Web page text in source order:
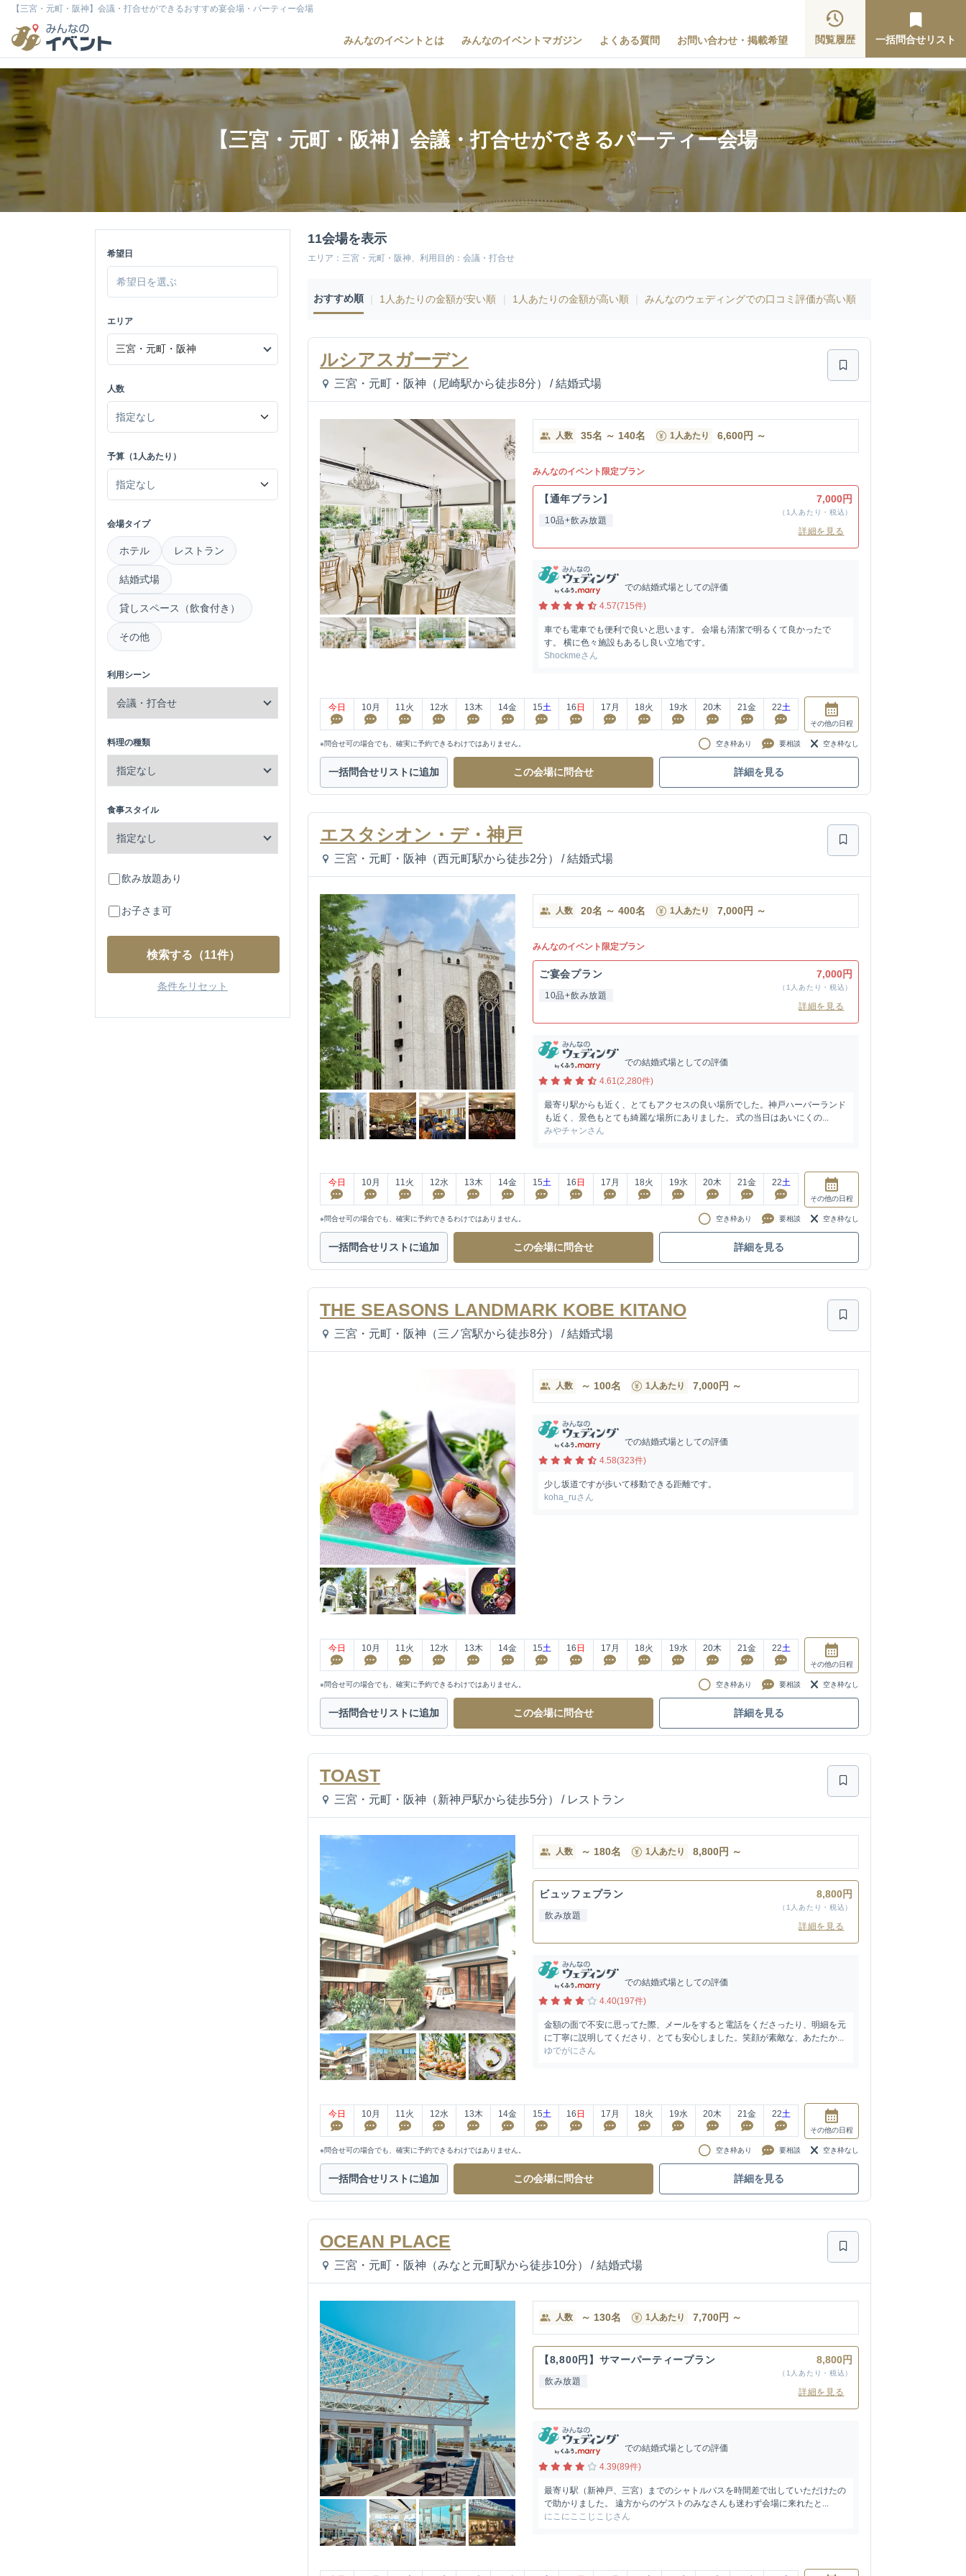
【三宮・元町・阪神】会議・打合せができるおすすめ宴会場・パーティー会場
みんなのイベントとは みんなのイベントマガジン よくある質問 お問い合わせ・掲載希望 閲覧履歴 一括問合せリスト
【三宮・元町・阪神】会議・打合せができるパーティー会場
希望日
エリア
人数
予算（1人あたり）
会場タイプ
ホテル レストラン
結婚式場
貸しスペース（飲食付き）
その他
利用シーン
料理の種類
食事スタイル
飲み放題あり
お子さま可
検索する （11件）
条件をリセット
11会場を表示
エリア：三宮・元町・阪神、利用目的：会議・打合せ
おすすめ順 1人あたりの金額が安い順 1人あたりの金額が高い順 みんなのウェディングでの口コミ評価が高い順
ルシアスガーデン
三宮・元町・阪神（尼崎駅から徒歩8分） / 結婚式場
人数 35名 ～ 140名 1人あたり 6,600円 ～
みんなのイベント限定プラン
【通年プラン】
10品+飲み放題
7,000円
（1人あたり・税込）
詳細を見る
での結婚式場としての評価
4.57(715件)
車でも電車でも便利で良いと思います。 会場も清潔で明るくて良かったで
す。 横に色々施設もあるし良い立地です。
Shockmeさん
今日 10月 11火 12水 13木 14金 15土 16 日 17 月 18火 19水 20木 21金 22土
その他の日程
※問合せ可の場合でも、確実に予約できるわけではありません。 空き枠あり 要相談 空き枠なし
一括問合せリストに追加 この会場に問合せ 詳細を見る
エスタシオン・デ・神戸
三宮・元町・阪神（西元町駅から徒歩2分） / 結婚式場
人数 20名 ～ 400名 1人あたり 7,000円 ～
みんなのイベント限定プラン
ご宴会プラン
10品+飲み放題
7,000円
（1人あたり・税込）
詳細を見る
での結婚式場としての評価
4.61(2,280件)
最寄り駅からも近く、とてもアクセスの良い場所でした。神戸ハーバーランド
も近く、景色もとても綺麗な場所にありました。 式の当日はあいにくの...
みやチャンさん
今日 10月 11火 12水 13木 14金 15土 16 日 17 月 18火 19水 20木 21金 22土
その他の日程
※問合せ可の場合でも、確実に予約できるわけではありません。 空き枠あり 要相談 空き枠なし
一括問合せリストに追加 この会場に問合せ 詳細を見る
THE SEASONS LANDMARK KOBE KITANO
三宮・元町・阪神（三ノ宮駅から徒歩8分） / 結婚式場
人数 ～ 100名 1人あたり 7,000円 ～
での結婚式場としての評価
4.58(323件)
少し坂道ですが歩いて移動できる距離です。
koha_ruさん
今日 10月 11火 12水 13木 14金 15土 16 日 17 月 18火 19水 20木 21金 22土
その他の日程
※問合せ可の場合でも、確実に予約できるわけではありません。 空き枠あり 要相談 空き枠なし
一括問合せリストに追加 この会場に問合せ 詳細を見る
TOAST
三宮・元町・阪神（新神戸駅から徒歩5分） / レストラン
人数 ～ 180名 1人あたり 8,800円 ～
ビュッフェプラン
飲み放題
8,800円
（1人あたり・税込）
詳細を見る
での結婚式場としての評価
4.40(197件)
金額の面で不安に思ってた際、メールをすると電話をくださったり、明細を元
に丁寧に説明してくださり、とても安心しました。笑顔が素敵な、あたたか...
ゆでがにさん
今日 10月 11火 12水 13木 14金 15土 16 日 17 月 18火 19水 20木 21金 22土
その他の日程
※問合せ可の場合でも、確実に予約できるわけではありません。 空き枠あり 要相談 空き枠なし
一括問合せリストに追加 この会場に問合せ 詳細を見る
OCEAN PLACE
三宮・元町・阪神（みなと元町駅から徒歩10分） / 結婚式場
人数 ～ 130名 1人あたり 7,700円 ～
【8,800円】サマーパーティープラン
飲み放題
8,800円
（1人あたり・税込）
詳細を見る
での結婚式場としての評価
4.39(89件)
最寄り駅（新神戸、三宮）までのシャトルバスを時間差で出していただけたの
で助かりました。 遠方からのゲストのみなさんも迷わず会場に来れたと...
にこにここじこじさん